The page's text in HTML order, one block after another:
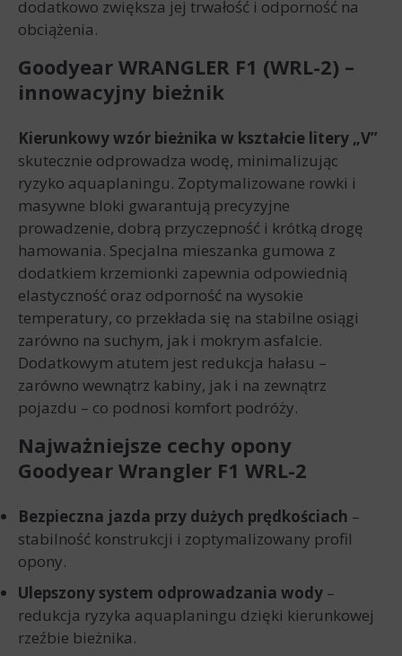
dodatkowo zwiększa jej trwałość i odporność na
obciążenia.
Goodyear WRANGLER F1 (WRL-2) –
innowacyjny bieżnik
Kierunkowy wzór bieżnika w kształcie litery „V”
skutecznie odprowadza wodę, minimalizując
ryzyko aquaplaningu. Zoptymalizowane rowki i
masywne bloki gwarantują precyzyjne
prowadzenie, dobrą przyczepność i krótką drogę
hamowania. Specjalna mieszanka gumowa z
dodatkiem krzemionki zapewnia odpowiednią
elastyczność oraz odporność na wysokie
temperatury, co przekłada się na stabilne osiągi
zarówno na suchym, jak i mokrym asfalcie.
Dodatkowym atutem jest redukcja hałasu –
zarówno wewnątrz kabiny, jak i na zewnątrz
pojazdu – co podnosi komfort podróży.
Najważniejsze cechy opony
Goodyear Wrangler F1 WRL-2
Bezpieczna jazda przy dużych prędkościach –
stabilność konstrukcji i zoptymalizowany profil
opony.
Ulepszony system odprowadzania wody –
redukcja ryzyka aquaplaningu dzięki kierunkowej
rzeźbie bieżnika.